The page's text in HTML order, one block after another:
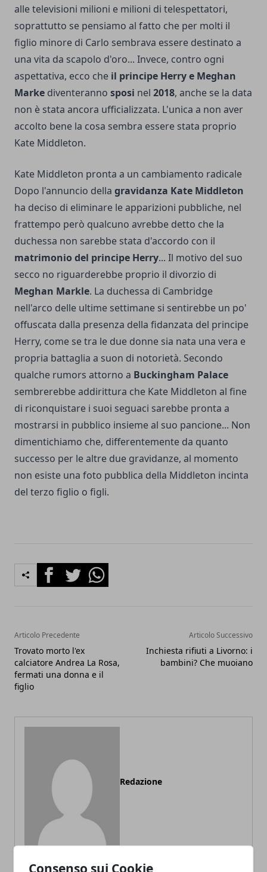
Consenso sui Cookie
alle televisioni milioni e milioni di telespettatori,
soprattutto se pensiamo al fatto che per molti il
figlio minore di Carlo sembrava essere destinato a
una vita da scapolo d'oro... Invece, contro ogni
aspettativa, ecco che il principe Herry e Meghan
Marke diventeranno sposi nel 2018, anche se la data
non è stata ancora ufficializzata. L'unica a non aver
accolto bene la cosa sembra essere stata proprio
Kate Middleton.
Kate Middleton pronta a un cambiamento radicale
Dopo l'annuncio della gravidanza Kate Middleton
ha deciso di eliminare le apparizioni pubbliche, nel
frattempo però qualcuno avrebbe detto che la
duchessa non sarebbe stata d'accordo con il
matrimonio del principe Herry... Il motivo del suo
secco no riguarderebbe proprio il divorzio di
Meghan Markle. La duchessa di Cambridge
nell'arco delle ultime settimane si sentirebbe un po'
offuscata dalla presenza della fidanzata del principe
Herry, come se tra le due donne sia nata una vera e
propria battaglia a suon di notorietà. Secondo
qualche rumors attorno a Buckingham Palace
sembrerebbe addirittura che Kate Middleton al fine
di riconquistare i suoi seguaci sarebbe pronta a
mostrarsi in pubblico insieme al suo pancione... Non
dimentichiamo che, differentemente da quanto
successo per le altre due gravidanze, al momento
non esiste una foto pubblica della Middleton incinta
del terzo figlio o figli.
FacebookTwitterWhatsapp
Articolo Precedente
Trovato morto l'ex
calciatore Andrea La Rosa,
fermati una donna e il
figlio
Articolo Successivo
Inchiesta rifiuti a Livorno: i
bambini? Che muoiano
Redazione